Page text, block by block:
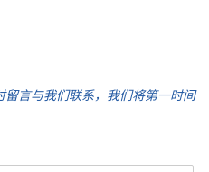
言与我们联系，我们将第一时间